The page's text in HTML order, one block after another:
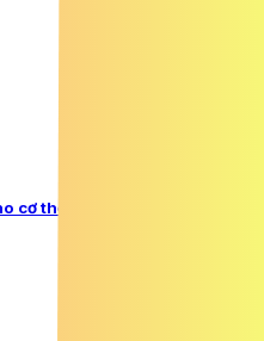
cơ thể những ngày nắng